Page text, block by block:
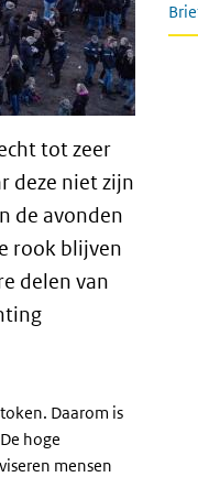
tot zeer
deze niet zijn
de avonden
rook blijven
delen van
Daarom is
hoge
mensen